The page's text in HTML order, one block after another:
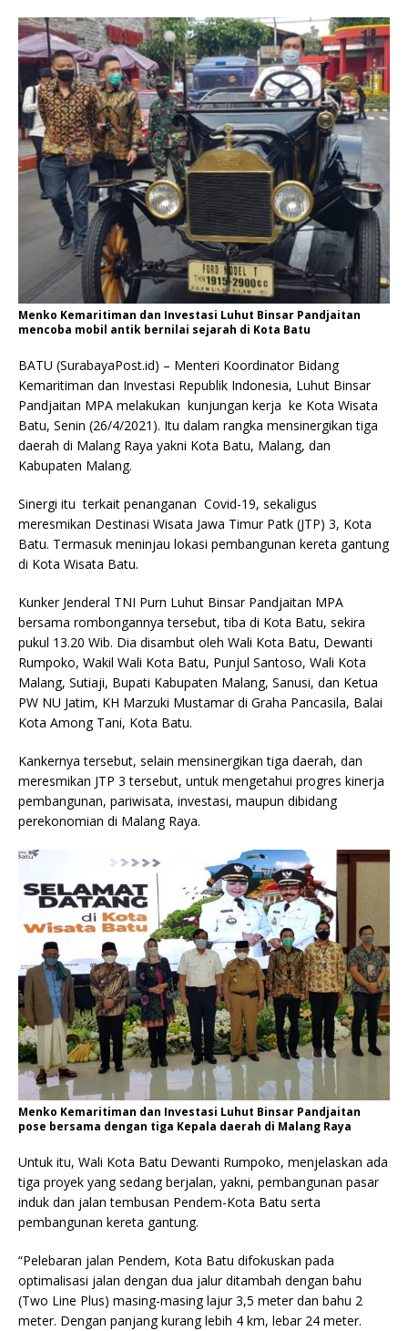
Menko Kemaritiman dan Investasi Luhut Binsar Pandjaitan
mencoba mobil antik bernilai sejarah di Kota Batu
BATU (SurabayaPost.id) – Menteri Koordinator Bidang
Kemaritiman dan Investasi Republik Indonesia, Luhut Binsar
Pandjaitan MPA melakukan kunjungan kerja ke Kota Wisata
Batu, Senin (26/4/2021). Itu dalam rangka mensinergikan tiga
daerah di Malang Raya yakni Kota Batu, Malang, dan
Kabupaten Malang.
Sinergi itu terkait penanganan Covid-19, sekaligus
meresmikan Destinasi Wisata Jawa Timur Patk (JTP) 3, Kota
Batu. Termasuk meninjau lokasi pembangunan kereta gantung
di Kota Wisata Batu.
Kunker Jenderal TNI Purn Luhut Binsar Pandjaitan MPA
bersama rombongannya tersebut, tiba di Kota Batu, sekira
pukul 13.20 Wib. Dia disambut oleh Wali Kota Batu, Dewanti
Rumpoko, Wakil Wali Kota Batu, Punjul Santoso, Wali Kota
Malang, Sutiaji, Bupati Kabupaten Malang, Sanusi, dan Ketua
PW NU Jatim, KH Marzuki Mustamar di Graha Pancasila, Balai
Kota Among Tani, Kota Batu.
Kankernya tersebut, selain mensinergikan tiga daerah, dan
meresmikan JTP 3 tersebut, untuk mengetahui progres kinerja
pembangunan, pariwisata, investasi, maupun dibidang
perekonomian di Malang Raya.
Menko Kemaritiman dan Investasi Luhut Binsar Pandjaitan
pose bersama dengan tiga Kepala daerah di Malang Raya
Untuk itu, Wali Kota Batu Dewanti Rumpoko, menjelaskan ada
tiga proyek yang sedang berjalan, yakni, pembangunan pasar
induk dan jalan tembusan Pendem-Kota Batu serta
pembangunan kereta gantung.
“Pelebaran jalan Pendem, Kota Batu difokuskan pada
optimalisasi jalan dengan dua jalur ditambah dengan bahu
(Two Line Plus) masing-masing lajur 3,5 meter dan bahu 2
meter. Dengan panjang kurang lebih 4 km, lebar 24 meter.